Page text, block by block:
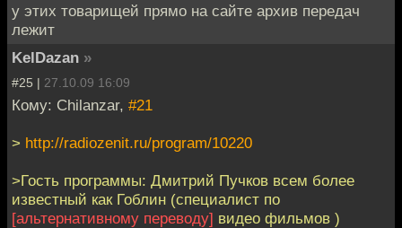
у этих товарищей прямо на сайте архив передач
лежит
KelDazan »
#25 | 27.10.09 16:09
Кому: Chilanzar, #21
> http://radiozenit.ru/program/10220
>Гость программы: Дмитрий Пучков всем более
известный как Гоблин (специалист по
[альтернативному переводу] видео фильмов )